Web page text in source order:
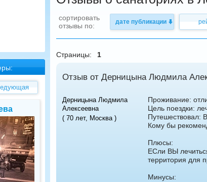
Светлана Гарбузова
сортировать
отзывы по:
дате публикации
Страницы: 1
Отзыв от Дерницына Людмила
Дерницына Людмила
Алексеевна
( 70 лет, Москва )
Проживание:
Цель поездки:
Путешествовал:
Кому бы
Плюсы:
ЕСли ВЫ
территория для
Минусы: